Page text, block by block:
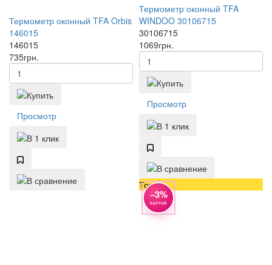
Термометр оконный TFA Orbis
146015
146015
735грн.
Просмотр
Термометр оконный TFA
WINDOO 30106715
30106715
1069грн.
Просмотр
Топ
−3%
КАРТОЙ